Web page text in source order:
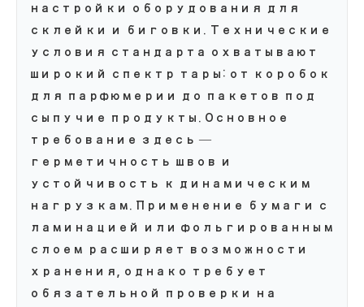
настройки оборудования для
склейки и биговки. Технические
условия стандарта охватывают
широкий спектр тары: от коробок
для парфюмерии до пакетов под
сыпучие продукты. Основное
требование здесь —
герметичность швов и
устойчивость к динамическим
нагрузкам. Применение бумаги с
ламинацией или фольгированным
слоем расширяет возможности
хранения, однако требует
обязательной проверки на